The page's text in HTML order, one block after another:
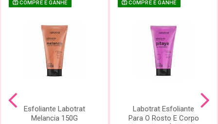
COMPRE E GANHE
Esfoliante Labotrat
Melancia 150G
COMPRE E GANHE
Labotrat Esfoliante
Para O Rosto E Corpo